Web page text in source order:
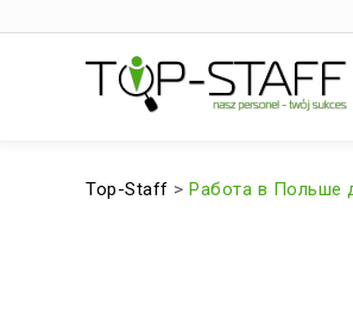
Top-Staff > Работа в Польше